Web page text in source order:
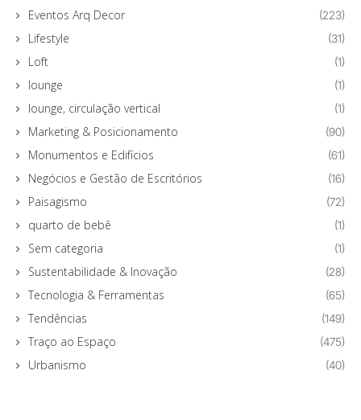
Eventos Arq Decor (223)
Lifestyle (31)
Loft (1)
lounge (1)
lounge, circulação vertical (1)
Marketing & Posicionamento (90)
Monumentos e Edifícios (61)
Negócios e Gestão de Escritórios (16)
Paisagismo (72)
quarto de bebê (1)
Sem categoria (1)
Sustentabilidade & Inovação (28)
Tecnologia & Ferramentas (65)
Tendências (149)
Traço ao Espaço (475)
Urbanismo (40)